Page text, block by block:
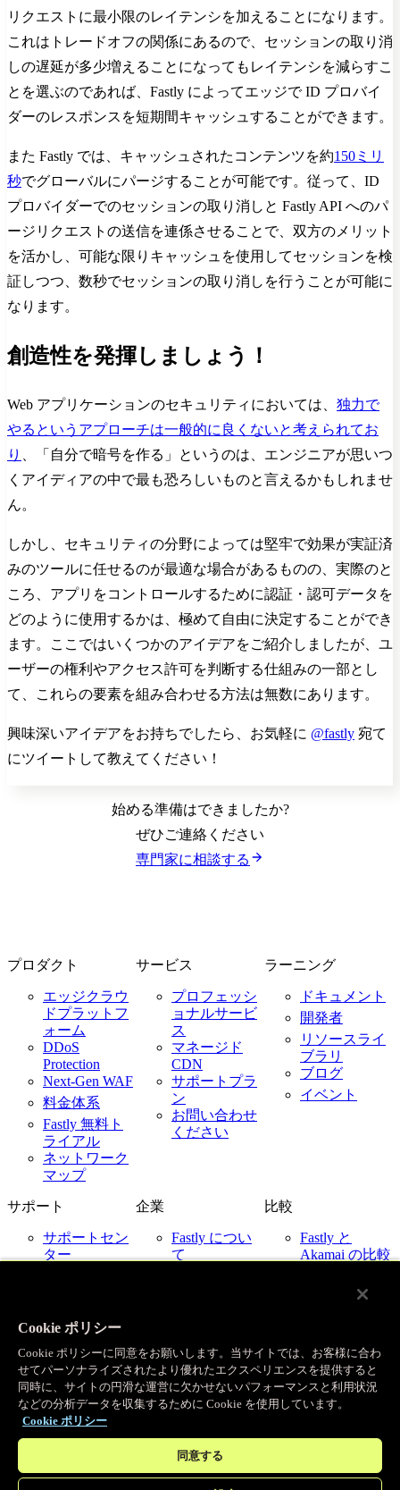
リクエストに最小限のレイテンシを加えることになります。
これはトレードオフの関係にあるので、セッションの取り消
しの遅延が多少増えることになってもレイテンシを減らすこ
とを選ぶのであれば、Fastly によってエッジで ID プロバイ
ダーのレスポンスを短期間キャッシュすることができます。
また Fastly では、キャッシュされたコンテンツを約150ミリ
秒でグローバルにパージすることが可能です。従って、ID
プロバイダーでのセッションの取り消しと Fastly API へのパ
ージリクエストの送信を連係させることで、双方のメリット
を活かし、可能な限りキャッシュを使用してセッションを検
証しつつ、数秒でセッションの取り消しを行うことが可能に
なります。
創造性を発揮しましょう！
Web アプリケーションのセキュリティにおいては、 独力で
やるというアプローチは一般的に良くないと考えられてお
り
、「自分で暗号を作る」というのは、エンジニアが思いつ
くアイディアの中で最も恐ろしいものと言えるかもしれませ
ん。
しかし、セキュリティの分野によっては堅牢で効果が実証済
みのツールに任せるのが最適な場合があるものの、実際のと
ころ、アプリをコントロールするために認証・認可データを
どのように使用するかは、極めて自由に決定することができ
ます。ここではいくつかのアイデアをご紹介しましたが、ユ
ーザーの権利やアクセス許可を判断する仕組みの一部とし
て、これらの要素を組み合わせる方法は無数にあります。
興味深いアイデアをお持ちでしたら、お気軽に @fastly 宛て
にツイートして教えてください！
始める準備はできましたか?
ぜひご連絡ください
専門家に相談する
プロダクト
エッジクラウ
ドプラットフ
ォーム
DDoS
Protection
Next-Gen WAF
料金体系
Fastly 無料ト
ライアル
ネットワーク
マップ
サービス
プロフェッシ
ョナルサービ
ス
マネージド
CDN
サポートプラ
ン
お問い合わせ
ください
ラーニング
ドキュメント
開発者
リソースライ
ブラリ
ブログ
イベント
サポート
サポートセン
ター
企業
Fastly につい
て
IR 関連
企業ポリシー
比較
Fastly と
Akamai の比較
Cloudflare の比
Fastly とクラ
ウドプロバイ
ダー
プライバシーポリシー
X
Instagram
Cookie ポリシー
Cookie ポリシーに同意をお願いします。当サイトでは、お客様に合わ
せてパーソナライズされたより優れたエクスペリエンスを提供すると
同時に、サイトの円滑な運営に欠かせないパフォーマンスと利用状況
などの分析データを収集するために Cookie を使用しています。
Cookie ポリシー
同意する